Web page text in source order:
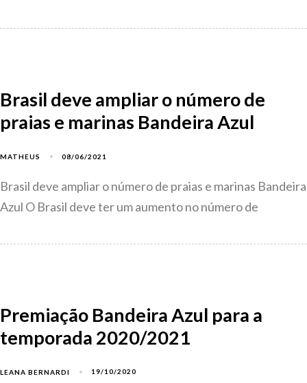
Brasil deve ampliar o número de
praias e marinas Bandeira Azul
MATHEUS 08/06/2021
Brasil deve ampliar o número de praias e marinas Bandeira
Azul O Brasil deve ter um aumento no número de
Premiação Bandeira Azul para a
temporada 2020/2021
LEANA BERNARDI 19/10/2020